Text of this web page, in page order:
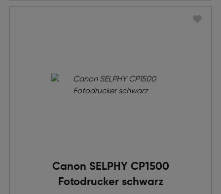
Canon SELPHY CP1500
Fotodrucker schwarz